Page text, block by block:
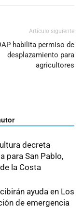
Artículo siguiente
habilita permiso de
desplazamiento para
agricultores
decreta
para San Pablo,
la Costa
ayuda en Los
de emergencia